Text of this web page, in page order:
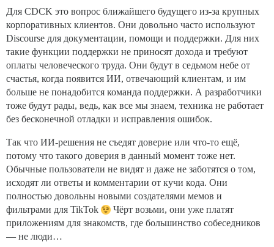
Для CDCK это вопрос ближайшего будущего из-за крупных
корпоративных клиентов. Они довольно часто используют
Discourse для документации, помощи и поддержки. Для них
такие функции поддержки не приносят дохода и требуют
оплаты человеческого труда. Они будут в седьмом небе от
счастья, когда появится ИИ, отвечающий клиентам, и им
больше не понадобится команда поддержки. А разработчики
тоже будут рады, ведь, как все мы знаем, техника не работает
без бесконечной отладки и исправления ошибок.
Так что ИИ-решения не съедят доверие или что-то ещё,
потому что такого доверия в данный момент тоже нет.
Обычные пользователи не видят и даже не заботятся о том,
исходят ли ответы и комментарии от кучи кода. Они
полностью довольны новыми создателями мемов и
фильтрами для TikTok
Чёрт возьми, они уже платят
приложениям для знакомств, где большинство собеседников
— не люди…